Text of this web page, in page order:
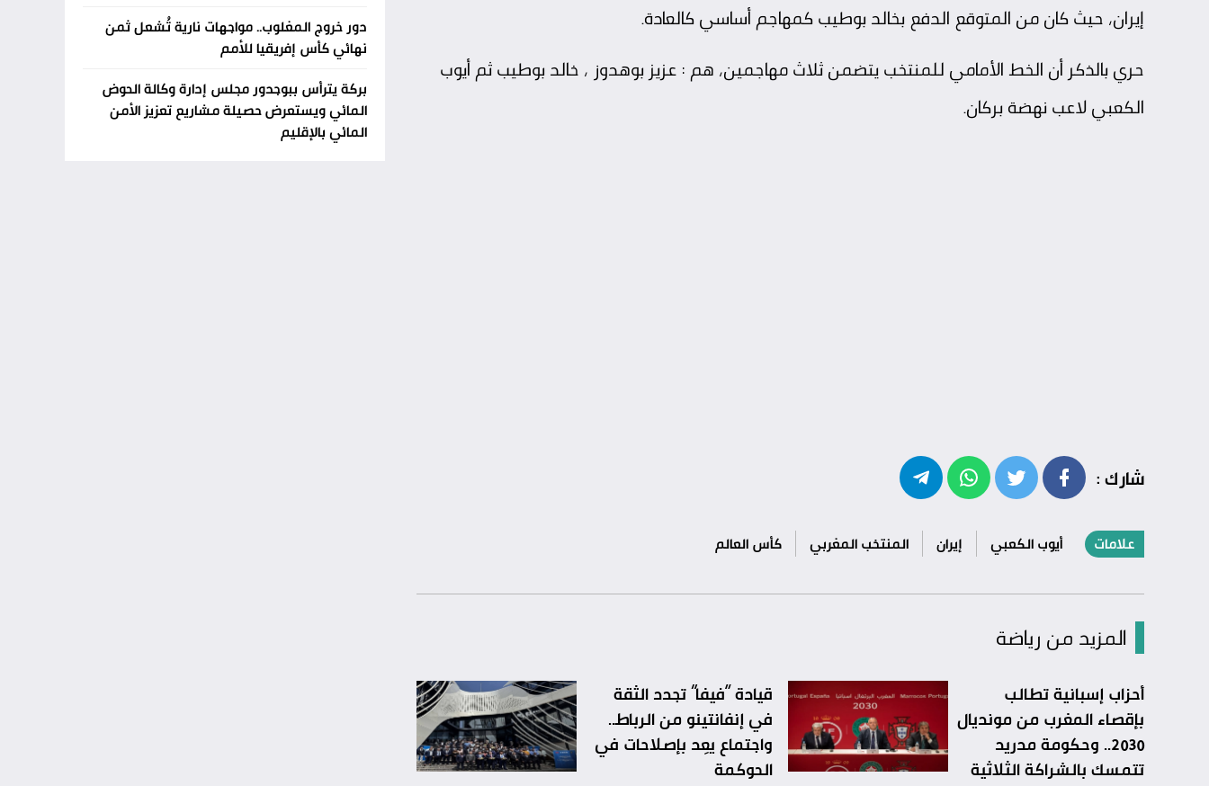
إيران، حيث كان من المتوقع الدفع بخالد بوطيب كمهاجم أساسي كالعادة.
حري بالذكر أن الخط الأمامي للمنتخب يتضمن ثلاث مهاجمين، هم : عزيز بوهدوز ، خالد بوطيب ثم أيوب
الكعبي لاعب نهضة بركان.
شارك :
علامات أيوب الكعبي إيران المنتخب المغربي كأس العالم
المزيد من رياضة
أحزاب إسبانية تطالب
بإقصاء المغرب من مونديال
2030.. وحكومة مدريد
تتمسك بالشراكة الثلاثية
قيادة “فيفا” تجدد الثقة
في إنفانتينو من الرباط..
واجتماع يعِد بإصلاحات في
الحوكمة
دور خروج المغلوب.. مواجهات نارية تُشعل ثمن
نهائي كأس إفريقيا للأمم
بركة يترأس ببوجدور مجلس إدارة وكالة الحوض
المائي ويستعرض حصيلة مشاريع تعزيز الأمن
المائي بالإقليم